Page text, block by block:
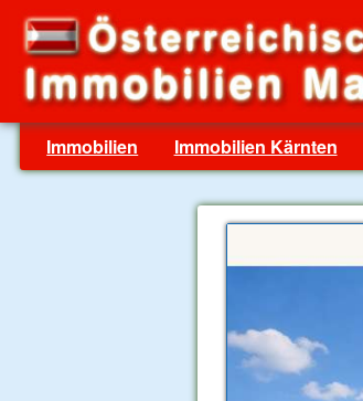
Immobilien Immobilien Kärnten